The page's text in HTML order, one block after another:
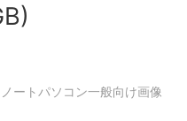
(16GB)
ノートパソコン一般向け画像